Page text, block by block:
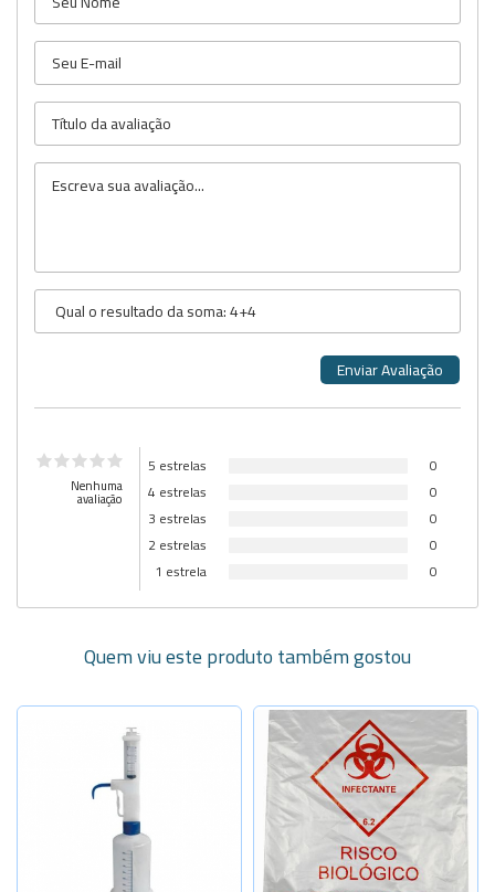
Nenhuma
avaliação
5 estrelas
0
4 estrelas
0
3 estrelas
0
2 estrelas
0
1 estrela
0
Quem viu este produto também gostou
Selecione a Quantidade
20 litros
Sob Consulta
40 litros
- +
60 litros
Sob Consulta